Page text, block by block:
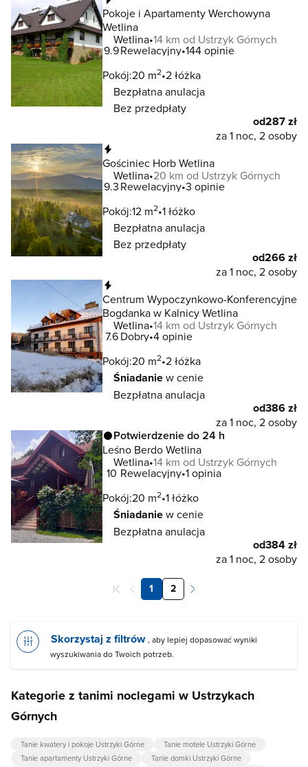
Pokoje i Apartamenty Werchowyna
Wetlina
Wetlina 14 km od Ustrzyk Górnych
9.9Rewelacyjny 144 opinie
Pokój:20 m2 2 łóżka
Bezpłatna anulacja
Bez przedpłaty
od287 zł
za 1 noc, 2 osoby
Gościniec Horb Wetlina
Wetlina 20 km od Ustrzyk Górnych
9.3Rewelacyjny 3 opinie
Pokój:12 m2 1 łóżko
Bezpłatna anulacja
Bez przedpłaty
od266 zł
za 1 noc, 2 osoby
Centrum Wypoczynkowo-Konferencyjne
Bogdanka w Kalnicy Wetlina
Wetlina 14 km od Ustrzyk Górnych
7.6 Dobry 4 opinie
Pokój:20 m2 2 łóżka
Śniadaniew cenie
Bezpłatna anulacja
od386 zł
za 1 noc, 2 osoby
Potwierdzenie do 24 h
Leśno Berdo Wetlina
Wetlina 14 km od Ustrzyk Górnych
10 Rewelacyjny 1 opinia
Pokój:20 m2 1 łóżko
Śniadaniew cenie
Bezpłatna anulacja
od384 zł
za 1 noc, 2 osoby
1 2
Skorzystaj z filtrów , aby lepiej dopasować wyniki
wyszukiwania do Twoich potrzeb.
Kategorie z tanimi noclegami w Ustrzykach
Górnych
Tanie kwatery i pokoje Ustrzyki Górne
Tanie motele Ustrzyki Górne
Tanie apartamenty Ustrzyki Górne
Tanie domki Ustrzyki Górne